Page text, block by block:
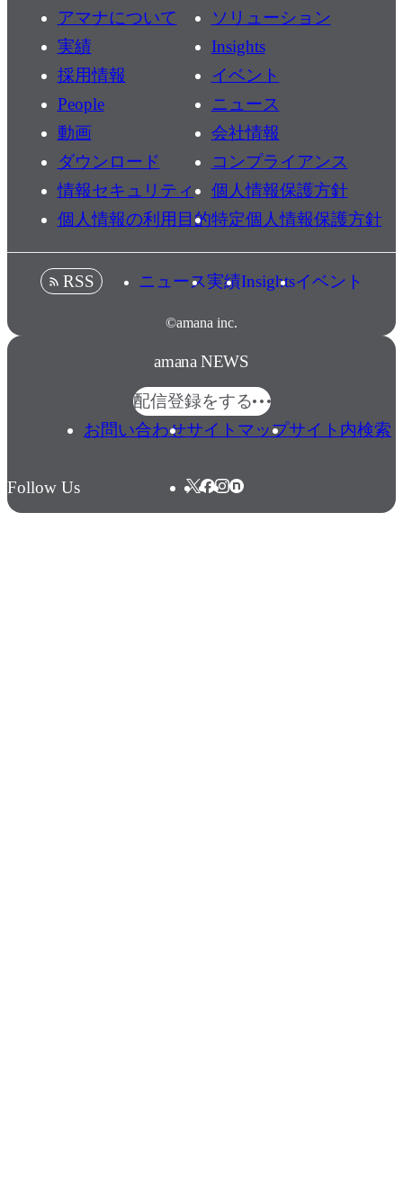
アマナについて
ソリューション
実績
Insights
採用情報
イベント
People
ニュース
動画
会社情報
ダウンロード
コンプライアンス
情報セキュリティ
個人情報保護方針
個人情報の利用目的特定個人情報保護方針
©amana inc.
RSS ニュース実績Insightsイベント
amana NEWS
配信登録をする
お問い合わせサイトマップサイト内検索
Follow Us